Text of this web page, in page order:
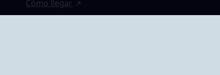
Cómo llegar